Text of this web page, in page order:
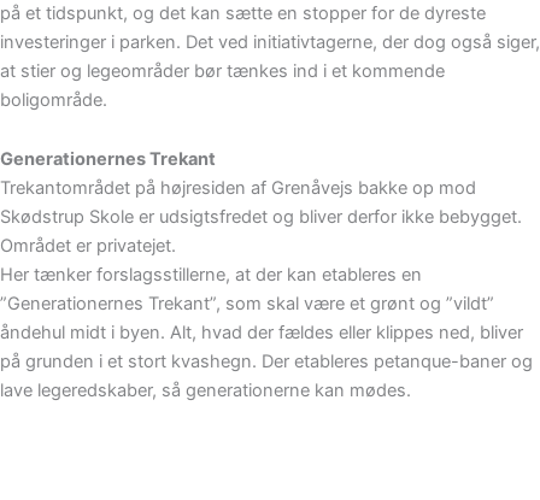
på et tidspunkt, og det kan sætte en stopper for de dyreste
investeringer i parken. Det ved initiativtagerne, der dog også siger,
at stier og legeområder bør tænkes ind i et kommende
boligområde.
Generationernes Trekant
Trekantområdet på højresiden af Grenåvejs bakke op mod
Skødstrup Skole er udsigtsfredet og bliver derfor ikke bebygget.
Området er privatejet.
Her tænker forslagsstillerne, at der kan etableres en
”Generationernes Trekant”, som skal være et grønt og ”vildt”
åndehul midt i byen. Alt, hvad der fældes eller klippes ned, bliver
på grunden i et stort kvashegn. Der etableres petanque-baner og
lave legeredskaber, så generationerne kan mødes.